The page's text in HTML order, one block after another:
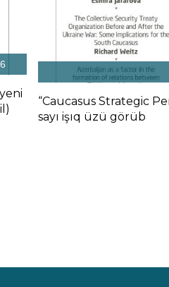
“Caucasus Strategic
sayı işıq üzü görüb